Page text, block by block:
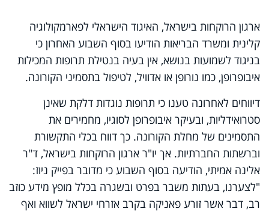
ארגון הרוקחות בישראל, האיגוד הישראלי לפארמקולוגיה
קלינית ומשרד הבריאות הודיעו בסוף השבוע האחרון כי
בניגוד לשמועות בנושא, אין בעיה בנטילת תרופות המכילות
איבופרופן, כמו נורופן או אדוויל, לטיפול בתסמיני הקורונה.
דיווחים לאחרונה טענו כי תרופות נוגדות דלקת שאינן
סטרואידליות, ובעיקר איבופרופן לסוגיו, מחמירים את
התסמינים של מחלת הקורונה. כך דווח בכלי התקשורת
וברשתות החברתיות. אך יו"ר ארגון הרוקחות בישראל, ד"ר
אלינה אמיתי, הודיעה בסוף השבוע כי מדובר בפייק ניוז:
"לצערנו, בעתות משבר בפרט ובשגרה בכלל מופץ מידע כוזב
רב, דבר אשר זורע פאניקה בקרב אזרחי ישראל לשווא ואף